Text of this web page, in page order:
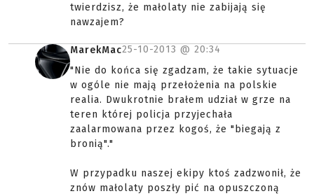
twierdzisz, że małolaty nie zabijają się
nawzajem?
MarekMac25-10-2013 @ 20:34
"Nie do końca się zgadzam, że takie sytuacje
w ogóle nie mają przełożenia na polskie
realia. Dwukrotnie brałem udział w grze na
teren której policja przyjechała
zaalarmowana przez kogoś, że "biegają z
bronią"."
W przypadku naszej ekipy ktoś zadzwonił, że
znów małolaty poszły pić na opuszczoną